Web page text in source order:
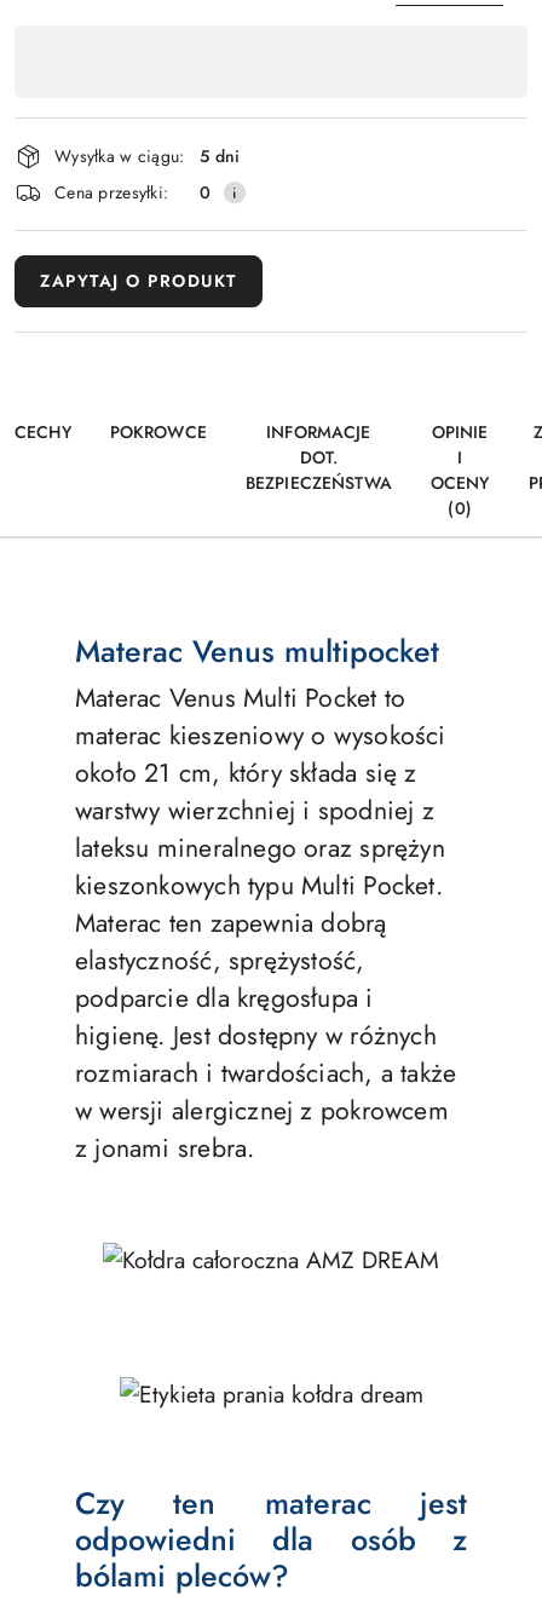
i
dostawaWysyłka w ciągu:
5 dni
Cena przesyłki:
0
ZAPYTAJ O PRODUKT
CECHY POKROWCE
INFORMACJE
DOT.
BEZPIECZEŃSTWA
OPINIE
I
OCENY
(0)
Materac Venus multipocket
Materac Venus Multi Pocket to
materac kieszeniowy o wysokości
około 21 cm, który składa się z
warstwy wierzchniej i spodniej z
lateksu mineralnego oraz sprężyn
kieszonkowych typu Multi Pocket.
Materac ten zapewnia dobrą
elastyczność, sprężystość,
podparcie dla kręgosłupa i
higienę. Jest dostępny w różnych
rozmiarach i twardościach, a także
w wersji alergicznej z pokrowcem
z jonami srebra.
Czy ten materac jest
odpowiedni dla osób z
bólami pleców?